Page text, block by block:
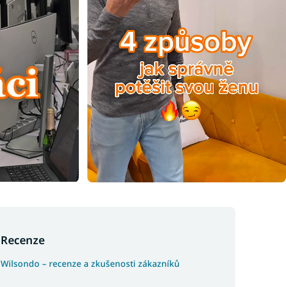
Recenze
Wilsondo – recenze a zkušenosti zákazníků